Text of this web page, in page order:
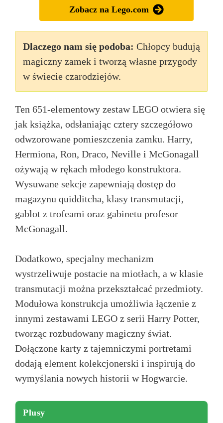
Zobacz na Lego.com
Dlaczego nam się podoba: Chłopcy budują
magiczny zamek i tworzą własne przygody
w świecie czarodziejów.
Ten 651-elementowy zestaw LEGO otwiera się
jak książka, odsłaniając cztery szczegółowo
odwzorowane pomieszczenia zamku. Harry,
Hermiona, Ron, Draco, Neville i McGonagall
ożywają w rękach młodego konstruktora.
Wysuwane sekcje zapewniają dostęp do
magazynu quidditcha, klasy transmutacji,
gablot z trofeami oraz gabinetu profesor
McGonagall.
Dodatkowo, specjalny mechanizm
wystrzeliwuje postacie na miotłach, a w klasie
transmutacji można przekształcać przedmioty.
Modułowa konstrukcja umożliwia łączenie z
innymi zestawami LEGO z serii Harry Potter,
tworząc rozbudowany magiczny świat.
Dołączone karty z tajemniczymi portretami
dodają element kolekcjonerski i inspirują do
wymyślania nowych historii w Hogwarcie.
Plusy